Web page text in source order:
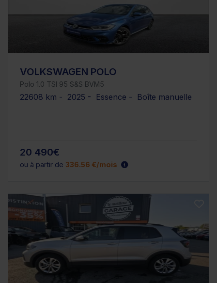
VOLKSWAGEN POLO
Polo 1.0 TSI 95 S&S BVM5
22608 km - 2025 - Essence - Boîte manuelle
20 490€
ou à partir de 336.56 €/mois